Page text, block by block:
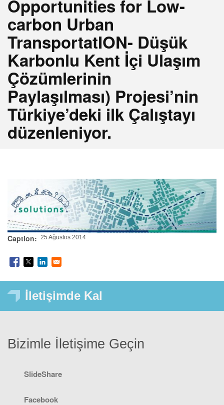
Opportunities for Low-
carbon Urban
TransportatION- Düşük
Karbonlu Kent İçi Ulaşım
Çözümlerinin
Paylaşılması) Projesi’nin
Türkiye’deki ilk Çalıştayı
düzenleniyor.
Caption 25 Ağustos 2014
İletişimde Kal
Bizimle İletişime Geçin
SlideShare
Facebook